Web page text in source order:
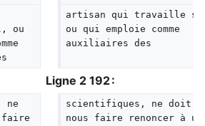
ou
artisan qui travaille
ou qui emploie comme
auxiliaires des
Ligne 2 192 :
ne
faire
scientifiques, ne doit
nous faire renoncer à